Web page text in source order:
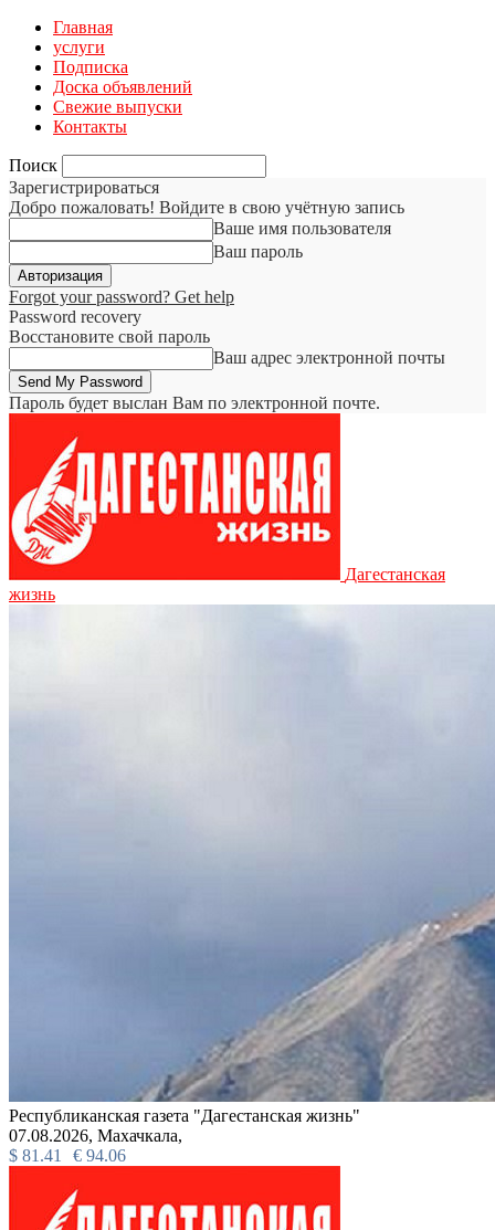
Главная
услуги
Подписка
Доска объявлений
Свежие выпуски
Контакты
Поиск
Зарегистрироваться
Добро пожаловать! Войдите в свою учётную запись
Ваше имя пользователя
Ваш пароль
Forgot your password? Get help
Password recovery
Восстановите свой пароль
Ваш адрес электронной почты
Пароль будет выслан Вам по электронной почте.
Дагестанская
жизнь
Республиканская газета "Дагестанская жизнь"
07.08.2026, Махачкала,
$ 81.41 € 94.06